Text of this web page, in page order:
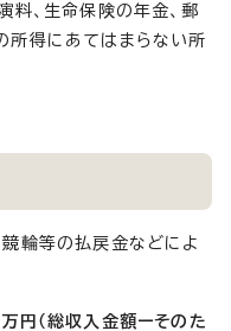
料、生命保険の年金、郵
所得にあてはまらない所
競輪等の払戻金などによ
（総収入金額ーそのた